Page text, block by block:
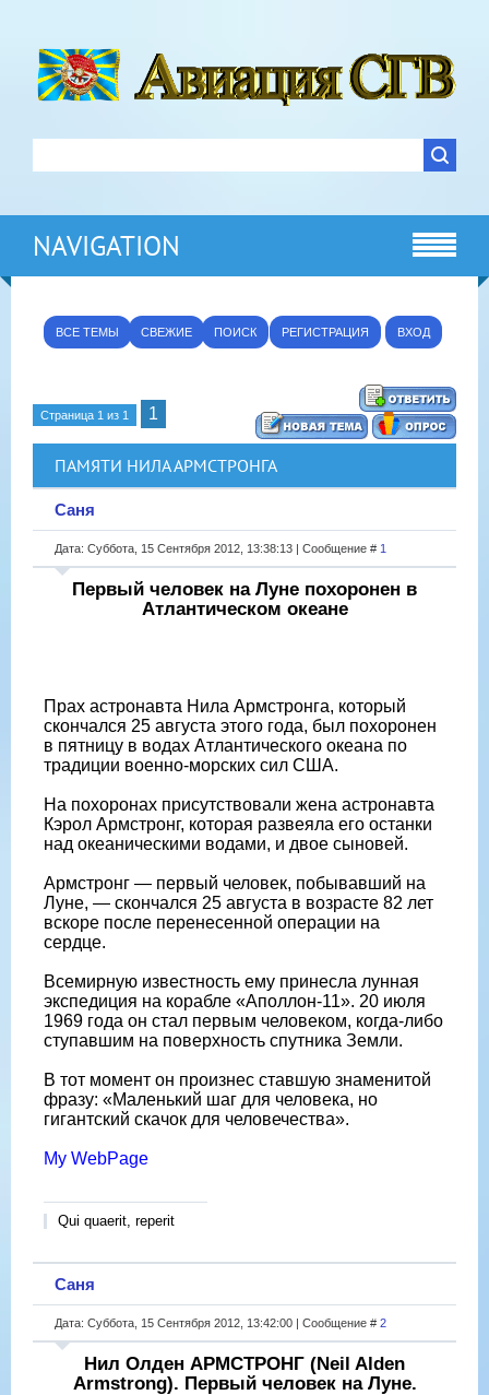
NAVIGATION
ВСЕ ТЕМЫ СВЕЖИЕ ПОИСК РЕГИСТРАЦИЯ ВХОД
Страница 1 из 1 1
ПАМЯТИ НИЛА АРМСТРОНГА
Саня
Дата: Суббота, 15 Сентября 2012, 13:38:13 | Сообщение # 1
Первый человек на Луне похоронен в
Атлантическом океане
Прах астронавта Нила Армстронга, который
скончался 25 августа этого года, был похоронен
в пятницу в водах Атлантического океана по
традиции военно-морских сил США.
На похоронах присутствовали жена астронавта
Кэрол Армстронг, которая развеяла его останки
над океаническими водами, и двое сыновей.
Армстронг — первый человек, побывавший на
Луне, — скончался 25 августа в возрасте 82 лет
вскоре после перенесенной операции на
сердце.
Всемирную известность ему принесла лунная
экспедиция на корабле «Аполлон-11». 20 июля
1969 года он стал первым человеком, когда-либо
ступавшим на поверхность спутника Земли.
В тот момент он произнес ставшую знаменитой
фразу: «Маленький шаг для человека, но
гигантский скачок для человечества».
My WebPage
Qui quaerit, reperit
Саня
Дата: Суббота, 15 Сентября 2012, 13:42:00 | Сообщение # 2
Нил Олден АРМСТРОНГ (Neil Alden
Armstrong). Первый человек на Луне.